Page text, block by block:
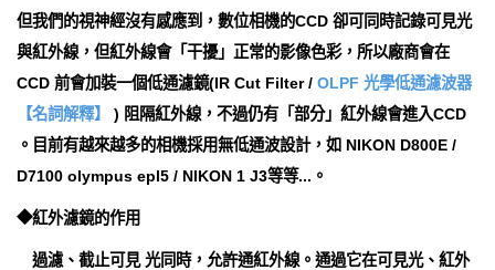
但我們的視神經沒有感應到，數位相機的CCD 卻可同時記錄可見光
與紅外線，但紅外線會「干擾」正常的影像色彩，所以廠商會在
CCD 前會加裝一個低通濾鏡(IR Cut Filter / OLPF 光學低通濾波器
【名詞解釋】
) 阻隔紅外線，不過仍有「部分」紅外線會進入CCD
。目前有越來越多的相機採用無低通波設計，如 NIKON D800E /
D7100 olympus epl5 / NIKON 1 J3等等...。
◆紅外濾鏡的作用
過濾、截止可見 光同時，允許通紅外線。通過它在可見光、紅外